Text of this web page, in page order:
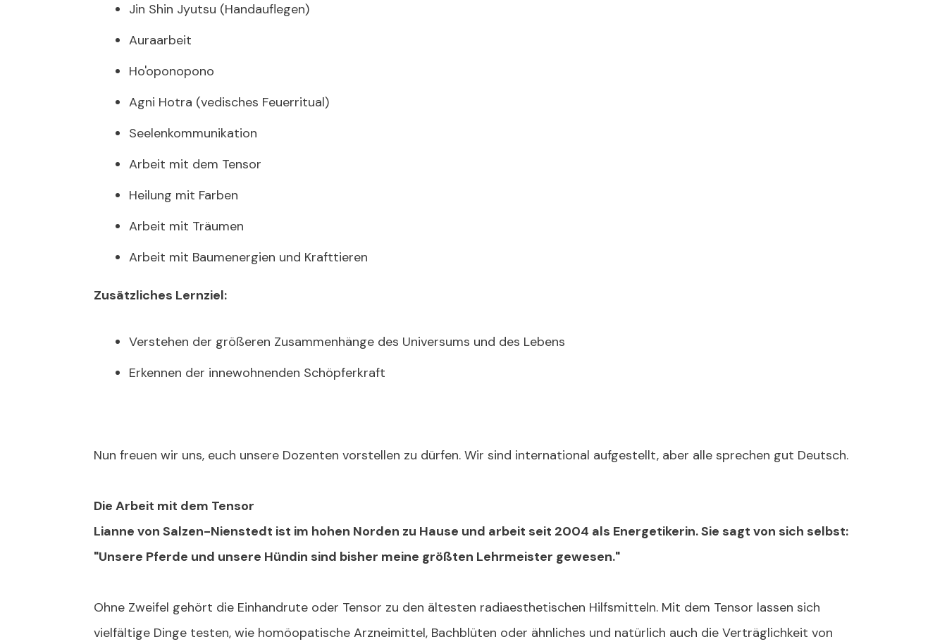
Jin Shin Jyutsu (Handauflegen)
Auraarbeit
Ho'oponopono
Agni Hotra (vedisches Feuerritual)
Seelenkommunikation
Arbeit mit dem Tensor
Heilung mit Farben
Arbeit mit Träumen
Arbeit mit Baumenergien und Krafttieren
Zusätzliches Lernziel:
Verstehen der größeren Zusammenhänge des Universums und des Lebens
Erkennen der innewohnenden Schöpferkraft
Nun freuen wir uns, euch unsere Dozenten vorstellen zu dürfen. Wir sind international aufgestellt, aber alle sprechen gut Deutsch.
Die Arbeit mit dem Tensor
Lianne von Salzen-Nienstedt ist im hohen Norden zu Hause und arbeit seit 2004 als Energetikerin. Sie sagt von sich selbst:
"Unsere Pferde und unsere Hündin sind bisher meine größten Lehrmeister gewesen."
Ohne Zweifel gehört die Einhandrute oder Tensor zu den ältesten radiaesthetischen Hilfsmitteln. Mit dem Tensor lassen sich
vielfältige Dinge testen, wie homöopatische Arzneimittel, Bachblüten oder ähnliches und natürlich auch die Verträglichkeit von